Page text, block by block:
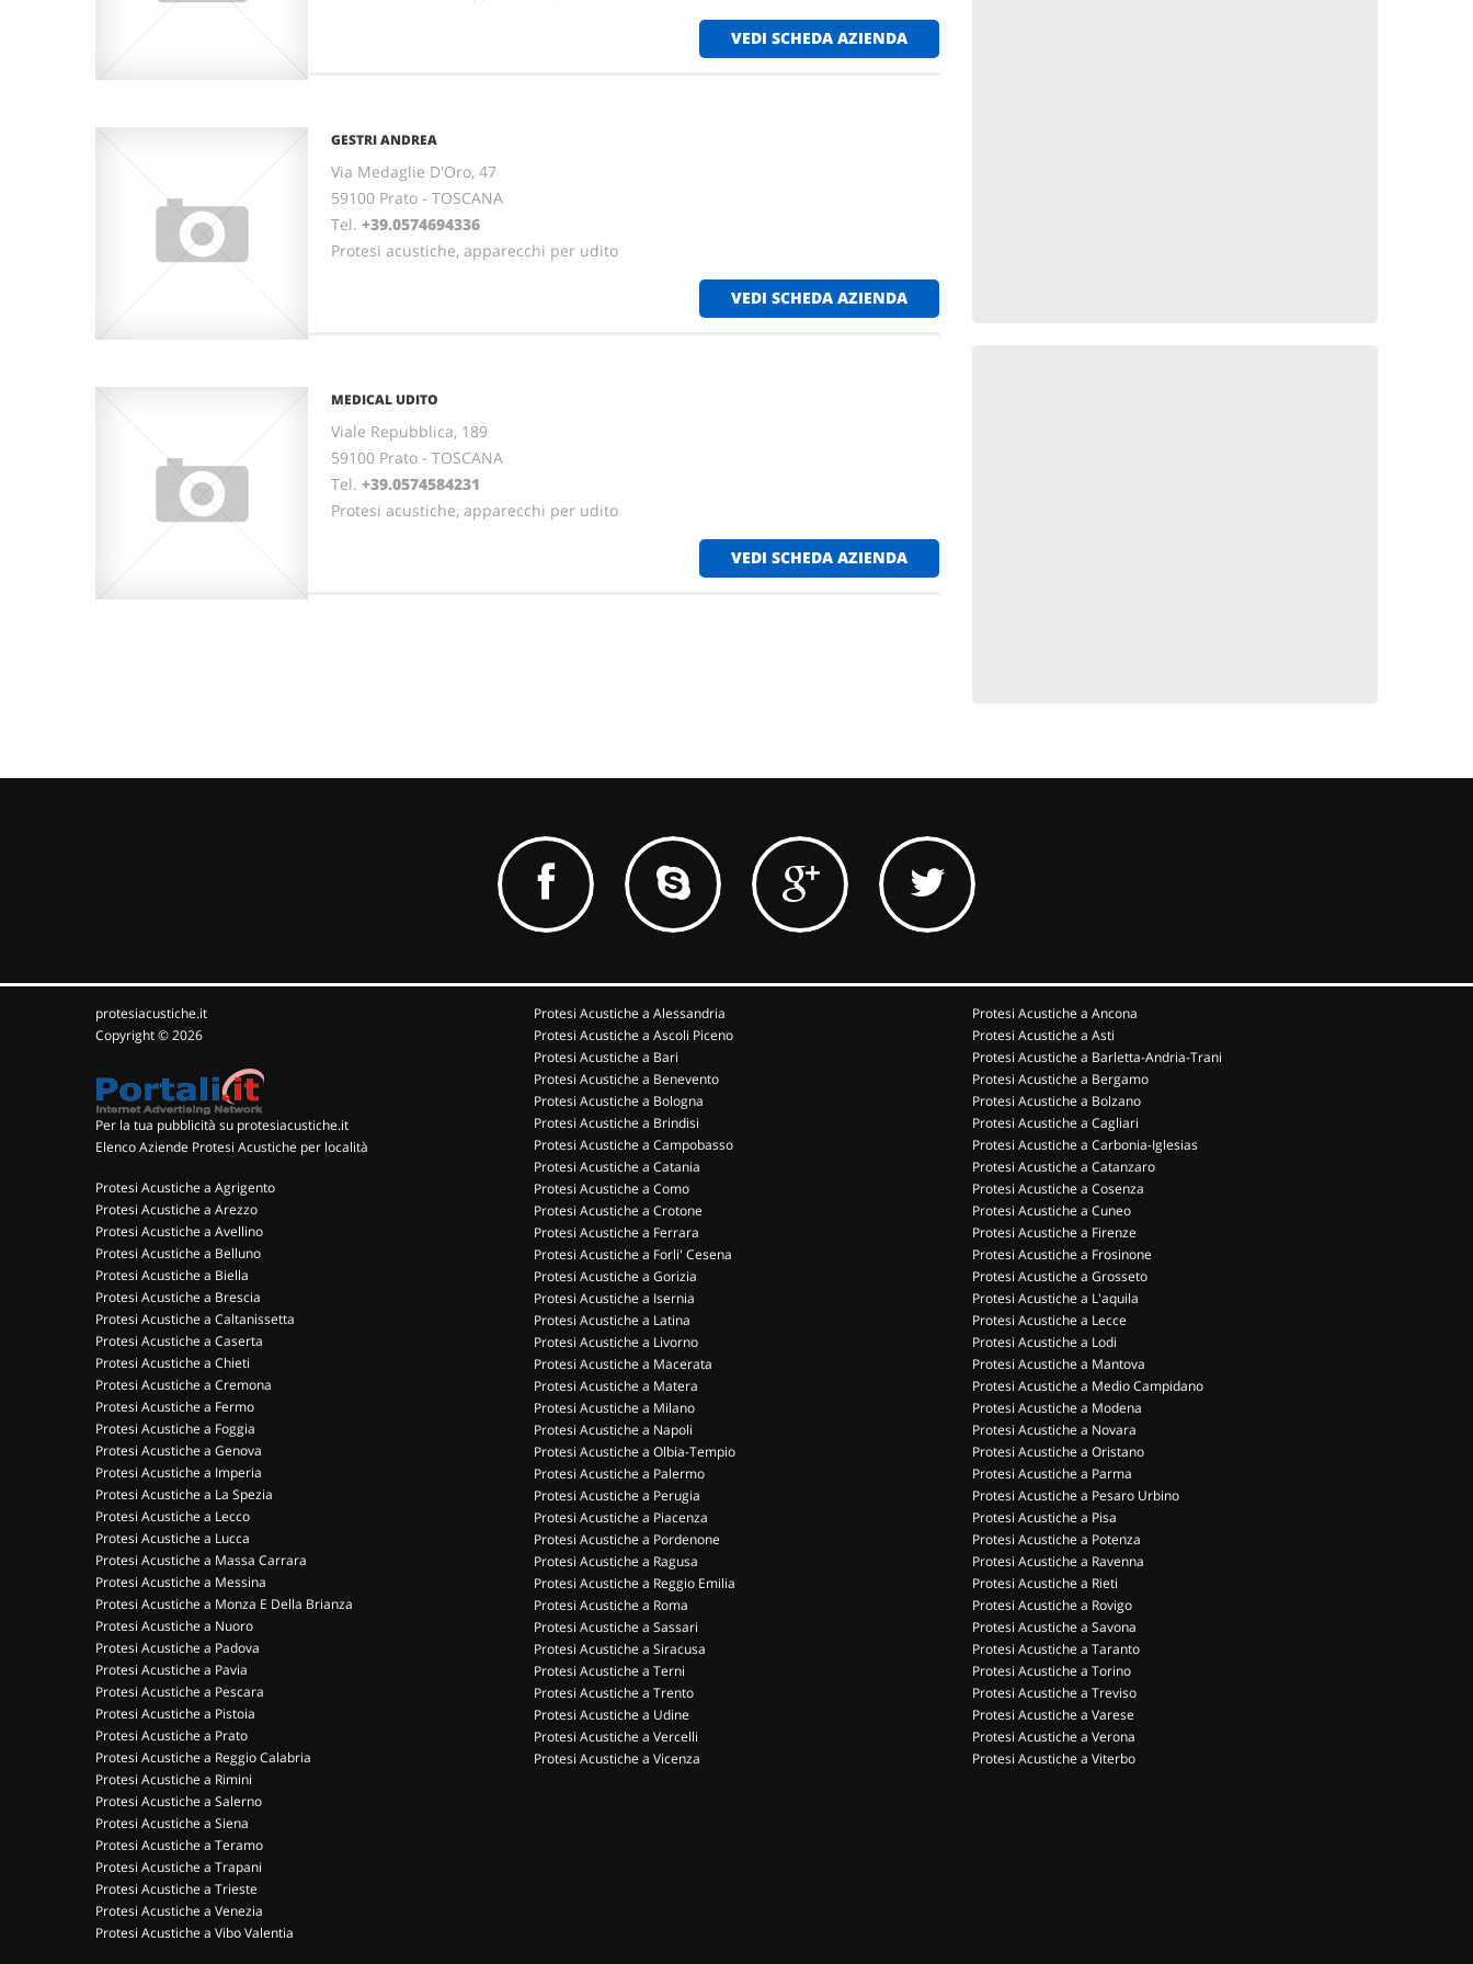
VEDI SCHEDA AZIENDA
GESTRI ANDREA
Via Medaglie D'Oro, 47
59100 Prato - TOSCANA
Tel. +39.0574694336
Protesi acustiche, apparecchi per udito
VEDI SCHEDA AZIENDA
MEDICAL UDITO
Viale Repubblica, 189
59100 Prato - TOSCANA
Tel. +39.0574584231
Protesi acustiche, apparecchi per udito
VEDI SCHEDA AZIENDA
protesiacustiche.it
Copyright © 2026
Per la tua pubblicità su protesiacustiche.it
Elenco Aziende Protesi Acustiche per località
Protesi Acustiche a Agrigento
Protesi Acustiche a Arezzo
Protesi Acustiche a Avellino
Protesi Acustiche a Belluno
Protesi Acustiche a Biella
Protesi Acustiche a Brescia
Protesi Acustiche a Caltanissetta
Protesi Acustiche a Caserta
Protesi Acustiche a Chieti
Protesi Acustiche a Cremona
Protesi Acustiche a Fermo
Protesi Acustiche a Foggia
Protesi Acustiche a Genova
Protesi Acustiche a Imperia
Protesi Acustiche a La Spezia
Protesi Acustiche a Lecco
Protesi Acustiche a Lucca
Protesi Acustiche a Massa Carrara
Protesi Acustiche a Messina
Protesi Acustiche a Monza E Della Brianza
Protesi Acustiche a Nuoro
Protesi Acustiche a Padova
Protesi Acustiche a Pavia
Protesi Acustiche a Pescara
Protesi Acustiche a Pistoia
Protesi Acustiche a Prato
Protesi Acustiche a Reggio Calabria
Protesi Acustiche a Rimini
Protesi Acustiche a Salerno
Protesi Acustiche a Siena
Protesi Acustiche a Teramo
Protesi Acustiche a Trapani
Protesi Acustiche a Trieste
Protesi Acustiche a Venezia
Protesi Acustiche a Vibo Valentia
Protesi Acustiche a Alessandria
Protesi Acustiche a Ascoli Piceno
Protesi Acustiche a Bari
Protesi Acustiche a Benevento
Protesi Acustiche a Bologna
Protesi Acustiche a Brindisi
Protesi Acustiche a Campobasso
Protesi Acustiche a Catania
Protesi Acustiche a Como
Protesi Acustiche a Crotone
Protesi Acustiche a Ferrara
Protesi Acustiche a Forli' Cesena
Protesi Acustiche a Gorizia
Protesi Acustiche a Isernia
Protesi Acustiche a Latina
Protesi Acustiche a Livorno
Protesi Acustiche a Macerata
Protesi Acustiche a Matera
Protesi Acustiche a Milano
Protesi Acustiche a Napoli
Protesi Acustiche a Olbia-Tempio
Protesi Acustiche a Palermo
Protesi Acustiche a Perugia
Protesi Acustiche a Piacenza
Protesi Acustiche a Pordenone
Protesi Acustiche a Ragusa
Protesi Acustiche a Reggio Emilia
Protesi Acustiche a Roma
Protesi Acustiche a Sassari
Protesi Acustiche a Siracusa
Protesi Acustiche a Terni
Protesi Acustiche a Trento
Protesi Acustiche a Udine
Protesi Acustiche a Vercelli
Protesi Acustiche a Vicenza
Protesi Acustiche a Ancona
Protesi Acustiche a Asti
Protesi Acustiche a Barletta-Andria-Trani
Protesi Acustiche a Bergamo
Protesi Acustiche a Bolzano
Protesi Acustiche a Cagliari
Protesi Acustiche a Carbonia-Iglesias
Protesi Acustiche a Catanzaro
Protesi Acustiche a Cosenza
Protesi Acustiche a Cuneo
Protesi Acustiche a Firenze
Protesi Acustiche a Frosinone
Protesi Acustiche a Grosseto
Protesi Acustiche a L'aquila
Protesi Acustiche a Lecce
Protesi Acustiche a Lodi
Protesi Acustiche a Mantova
Protesi Acustiche a Medio Campidano
Protesi Acustiche a Modena
Protesi Acustiche a Novara
Protesi Acustiche a Oristano
Protesi Acustiche a Parma
Protesi Acustiche a Pesaro Urbino
Protesi Acustiche a Pisa
Protesi Acustiche a Potenza
Protesi Acustiche a Ravenna
Protesi Acustiche a Rieti
Protesi Acustiche a Rovigo
Protesi Acustiche a Savona
Protesi Acustiche a Taranto
Protesi Acustiche a Torino
Protesi Acustiche a Treviso
Protesi Acustiche a Varese
Protesi Acustiche a Verona
Protesi Acustiche a Viterbo